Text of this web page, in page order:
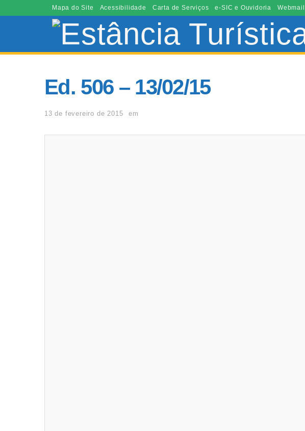
Mapa do Site Acessibilidade Carta de Serviços e-SIC e Ouvidoria Webmail
Ed. 506 – 13/02/15
13 de fevereiro de 2015 em